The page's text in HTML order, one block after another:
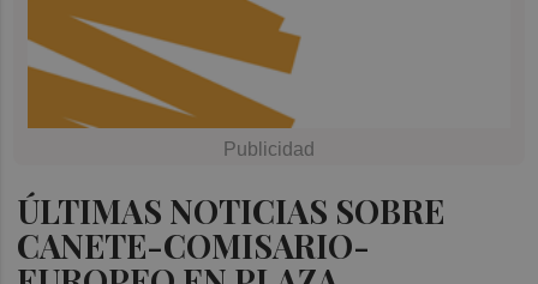
ÚLTIMAS NOTICIAS SOBRE
CANETE-COMISARIO-